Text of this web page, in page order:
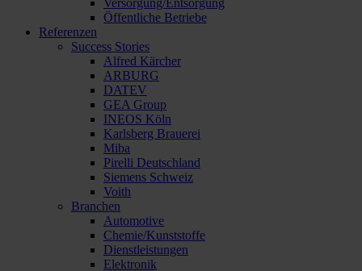
Öffentliche Betriebe
Referenzen
Success Stories
Alfred Kärcher
ARBURG
DATEV
GEA Group
INEOS Köln
Karlsberg Brauerei
Miba
Pirelli Deutschland
Siemens Schweiz
Voith
Branchen
Automotive
Chemie/Kunststoffe
Dienstleistungen
Elektronik